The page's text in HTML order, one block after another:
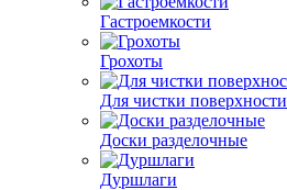
Гастроемкости
Грохоты
Для чистки поверхности
Доски разделочные
Дуршлаги